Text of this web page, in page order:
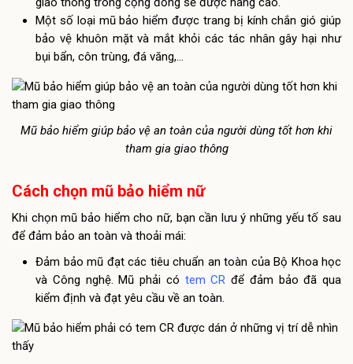
Một số loại mũ bảo hiểm được trang bị kính chắn gió giúp
bảo vệ khuôn mặt và mắt khỏi các tác nhân gây hại như
bụi bẩn, côn trùng, đá văng,…
Mũ bảo hiểm giúp bảo vệ an toàn của người dùng tốt hơn khi
tham gia giao thông
Cách chọn mũ bảo hiểm nữ
Khi chọn mũ bảo hiểm cho nữ, bạn cần lưu ý những yếu tố sau
để đảm bảo an toàn và thoải mái:
Đảm bảo mũ đạt các tiêu chuẩn an toàn của Bộ Khoa học
và Công nghệ. Mũ phải có tem CR để đảm bảo đã qua
kiểm định và đạt yêu cầu về an toàn.